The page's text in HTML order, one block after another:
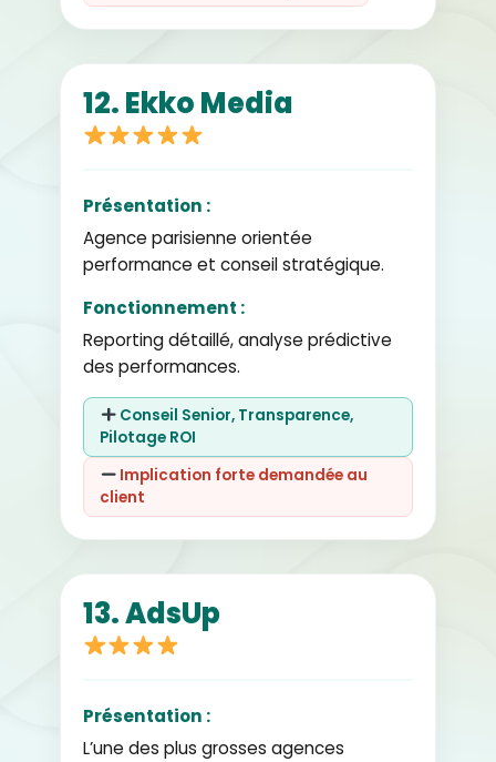
12. Ekko Media
Présentation :
Agence parisienne orientée
performance et conseil stratégique.
Fonctionnement :
Reporting détaillé, analyse prédictive
des performances.
Conseil Senior, Transparence,
Pilotage ROI
Implication forte demandée au
client
13. AdsUp
Présentation :
L’une des plus grosses agences